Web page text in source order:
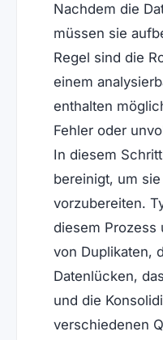
Nachdem die
müssen sie
Regel sind die
einem
enthalten
Fehler oder
In diesem
bereinigt, um
vorzubereiten.
diesem Prozess
von Duplikaten,
Datenlücken,
und die
verschiedenen